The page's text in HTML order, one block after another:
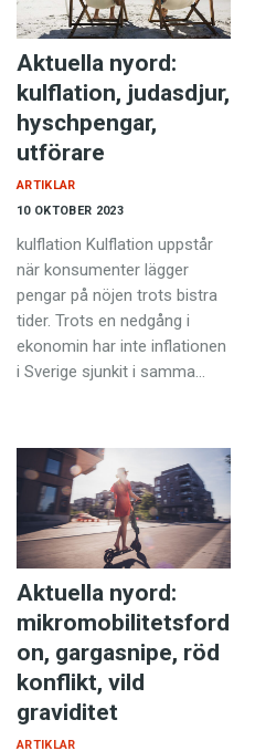
Aktuella nyord:
kulflation, judasdjur,
hyschpengar,
utförare
10 OKTOBER 2023
ARTIKLAR
kulflation Kulflation uppstår
när konsumenter lägger
pengar på nöjen trots bistra
tider. Trots en nedgång i
ekonomin har inte inflationen
i Sverige sjunkit i samma…
Aktuella nyord:
mikromobilitetsford
on, gargasnipe, röd
konflikt, vild
graviditet
ARTIKLAR